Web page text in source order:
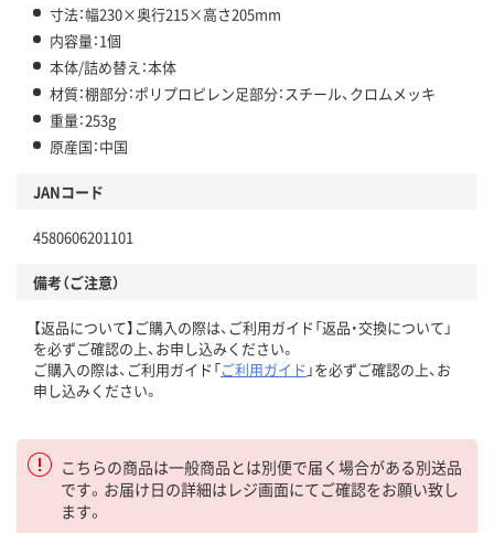
寸法：幅230×奥行215×高さ205mm
内容量：1個
本体/詰め替え：本体
材質：棚部分：ポリプロピレン足部分：スチール、クロムメッキ
重量：253g
原産国：中国
JANコード
4580606201101
備考（ご注意）
【返品について】ご購入の際は、ご利用ガイド「返品・交換について」
を必ずご確認の上、お申し込みください。
ご購入の際は、ご利用ガイド「ご利用ガイド 」を必ずご確認の上、お
申し込みください。
こちらの商品は一般商品とは別便で届く場合がある別送品
です。お届け日の詳細はレジ画面にてご確認をお願い致し
ます。